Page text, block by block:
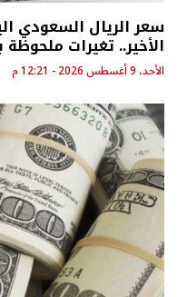
سعر الريال السعودي
الأخير.. تغيرات
الأحد، 9 أغسطس 2026 - 12:21 م